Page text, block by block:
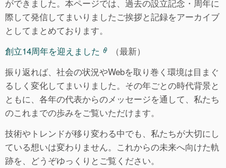
ができました。本ページでは、過去の設立記念・周年に
際して発信してまいりましたご挨拶と記録をアーカイブ
としてまとめております。
創立14周年を迎えました
（最新）
振り返れば、社会の状況やWebを取り巻く環境は目まぐ
るしく変化してまいりました。その年ごとの時代背景と
ともに、各年の代表からのメッセージを通して、私たち
のこれまでの歩みをご覧いただけます。
技術やトレンドが移り変わる中でも、私たちが大切にし
ている想いは変わりません。これからの未来へ向けた軌
跡を、どうぞゆっくりとご覧ください。